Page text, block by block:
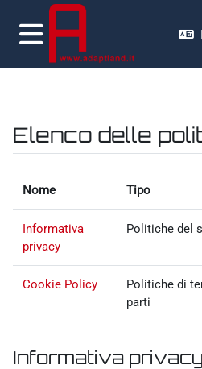
Vai al contenuto principale
Pannello laterale
Elenco delle
Nome Tipo
Informativa
privacy
Politiche del
Cookie Policy
Politiche di
parti
Informativa privacy